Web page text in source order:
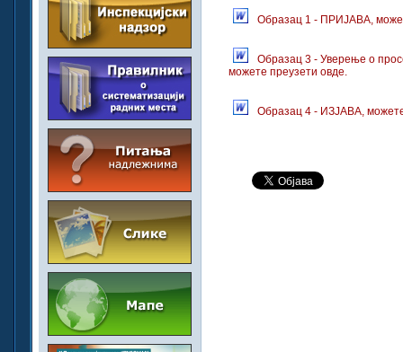
Образац 1 - ПРИЈАВА,
Образац 3 - Уверење о
можете преузети овде.
Образац 4 - ИЗЈАВА,